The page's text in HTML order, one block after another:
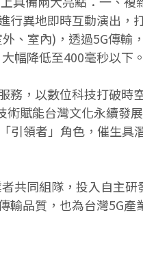
異地即時互動演出，
、室內)，透過5G傳輸
幅降低至400毫秒以下。
，以數位科技打破時
賦能台灣文化永續發
引領者」角色，催生具
共同組隊，投入自主
品質，也為台灣5G